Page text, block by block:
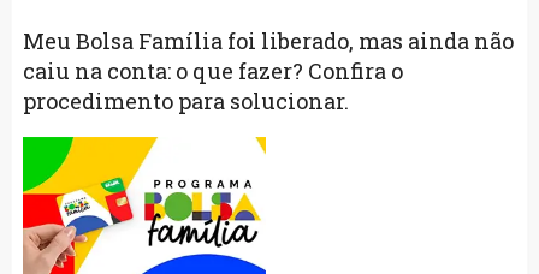
Meu Bolsa Família foi liberado, mas ainda não
caiu na conta: o que fazer? Confira o
procedimento para solucionar.